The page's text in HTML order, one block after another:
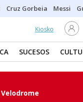
Cruz Gorbeia Messi
Kiosko
SUCESOS